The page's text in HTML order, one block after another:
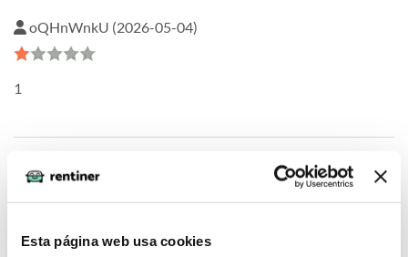
Esta página web usa cookies
oQHnWnkU (2026-05-04)
1
PPsQukTM (2026-05-04)